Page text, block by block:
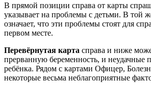
В прямой позиции справа от карты
указывает на проблемы с детьми. В той
означает, что эти проблемы стоят для
первом месте.
Перевёрнутая карта справа и ниже
прерванную беременность, и неудачные
ребёнка. Рядом с картами Офицер,
некоторые весьма неблагоприятные